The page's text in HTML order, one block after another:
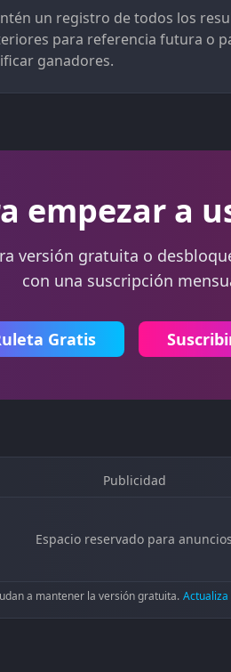
un registro de todos los
para referencia futura o
ganadores.
empezar a
versión gratuita o
con una suscripción
Gratis
Publicidad
Espacio reservado para anuncios
a mantener la versión gratuita.